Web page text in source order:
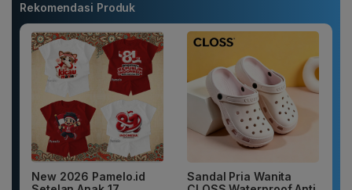
Rekomendasi Produk
New 2026 Pamelo.id
Sandal Pria Wanita